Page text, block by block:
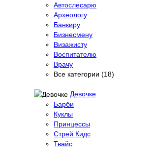
Автослесарю
Археологу
Банкиру
Бизнесмену
Визажисту
Воспитателю
Врачу
Все категории (18)
Девочке
Барби
Куклы
Принцессы
Стрей Кидс
Твайс